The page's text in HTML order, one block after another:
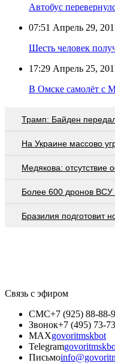
Автобус
07:51 Апрель 29,
Шесть человек
17:29 Апрель 25,
В Омске самолёт с
Трамп: Байден
На Украине массово
Медякова: отсутствие
Более 600 дронов ВСУ
Бразилия подготовит
Связь с эфиром
СМС+7 (925) 88-88-
Звонок+7 (495) 73-
MAXgovoritmskbot
Telegram
Письмо